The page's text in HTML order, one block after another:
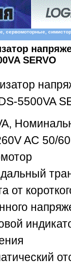
сервомоторные,
SERVO
5500VA
AC 50/
от